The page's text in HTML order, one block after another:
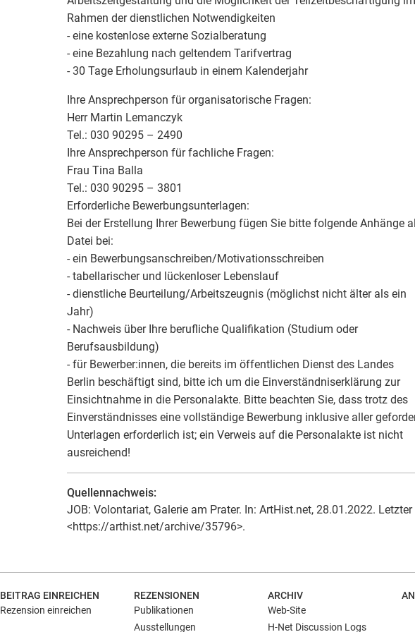
Rahmen der dienstlichen Notwendigkeiten
- eine kostenlose externe Sozialberatung
- eine Bezahlung nach geltendem Tarifvertrag
- 30 Tage Erholungsurlaub in einem Kalenderjahr
Ihre Ansprechperson für organisatorische Fragen:
Herr Martin Lemanczyk
Tel.: 030 90295 – 2490
Ihre Ansprechperson für fachliche Fragen:
Frau Tina Balla
Tel.: 030 90295 – 3801
Erforderliche Bewerbungsunterlagen:
Bei der Erstellung Ihrer Bewerbung fügen Sie bitte folgende Anhänge
Datei bei:
- ein Bewerbungsanschreiben/Motivationsschreiben
- tabellarischer und lückenloser Lebenslauf
- dienstliche Beurteilung/Arbeitszeugnis (möglichst nicht älter als ein
Jahr)
- Nachweis über Ihre berufliche Qualifikation (Studium oder
Berufsausbildung)
- für Bewerber:innen, die bereits im öffentlichen Dienst des Landes
Berlin beschäftigt sind, bitte ich um die Einverständniserklärung zur
Einsichtnahme in die Personalakte. Bitte beachten Sie, dass trotz des
Einverständnisses eine vollständige Bewerbung inklusive aller
Unterlagen erforderlich ist; ein Verweis auf die Personalakte ist nicht
ausreichend!
Quellennachweis:
JOB: Volontariat, Galerie am Prater. In: ArtHist.net, 28.01.2022.
<https://arthist.net/archive/35796>.
BEITRAG EINREICHEN
Rezension einreichen
REZENSIONEN
Publikationen
Ausstellungen
ARCHIV
Web-Site
H-Net Discussion Logs